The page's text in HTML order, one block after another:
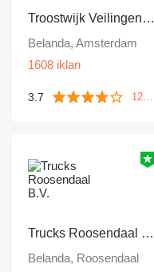
Troostwijk Veilingen B.V.
Belanda, Amsterdam
1608 iklan
3.7 1249 ulasan
Trucks Roosendaal B.V.
Belanda, Roosendaal